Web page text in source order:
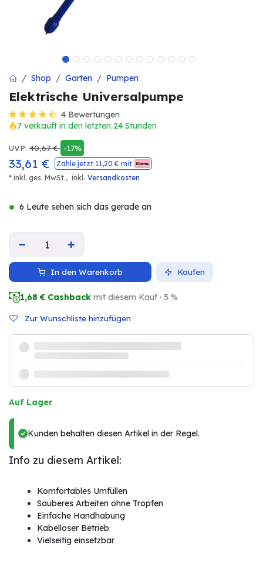
Shop Garten Pumpen
Elektrische Universalpumpe
4 Bewertungen
7 verkauft in den letzten 24 Stunden
UVP: 40,67€ -17%
33,61 € Zahle jetzt 11,20 € mit
* inkl. ges. MwSt., inkl . Versandkosten
6 Leute sehen sich das gerade an
In den Warenkorb Kaufen
1,68 € Cashback mit diesem Kauf · 5 %
Zur Wunschliste hinzufügen
Auf Lager
Kunden behalten diesen Artikel in der Regel.
Info zu diesem Artikel:
Komfortables Umfüllen
Sauberes Arbeiten ohne Tropfen
Einfache Handhabung
Kabelloser Betrieb
Vielseitig einsetzbar